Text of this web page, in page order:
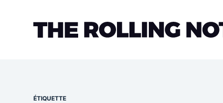
ÉTIQUETTE